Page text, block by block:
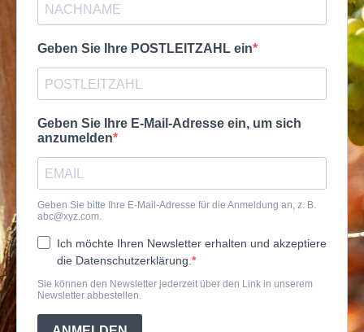
Geben Sie Ihre POSTLEITZAHL ein
Geben Sie Ihre E-Mail-Adresse ein, um sich
anzumelden
Geben Sie bitte Ihre E-Mail-Adresse für die Anmeldung an, z. B.
abc@xyz.com.
Ich möchte Ihren Newsletter erhalten und akzeptiere
die Datenschutzerklärung.
Sie können den Newsletter jederzeit über den Link in unserem
Newsletter abbestellen.